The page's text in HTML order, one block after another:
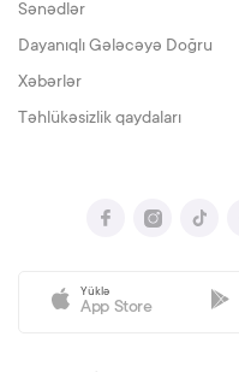
Sənədlər
Dayanıqlı Gələcəyə Doğru
Xəbərlər
Təhlükəsizlik qaydaları
Yüklə
App Store